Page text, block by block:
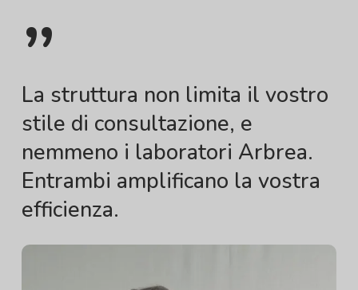
”
La struttura non limita il vostro
stile di consultazione, e
nemmeno i laboratori Arbrea.
Entrambi amplificano la vostra
efficienza.